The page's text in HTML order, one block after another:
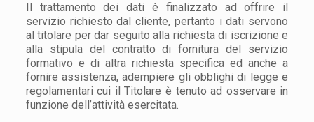
Il trattamento dei dati è finalizzato ad offrire il
servizio richiesto dal cliente, pertanto i dati servono
al titolare per dar seguito alla richiesta di iscrizione e
alla stipula del contratto di fornitura del servizio
formativo e di altra richiesta specifica ed anche a
fornire assistenza, adempiere gli obblighi di legge e
regolamentari cui il Titolare è tenuto ad osservare in
funzione dell’attività esercitata.